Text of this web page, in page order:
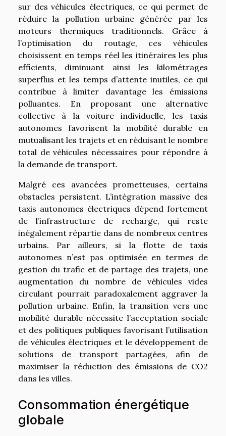
sur des véhicules électriques, ce qui permet de
réduire la pollution urbaine générée par les
moteurs thermiques traditionnels. Grâce à
l’optimisation du routage, ces véhicules
choisissent en temps réel les itinéraires les plus
efficients, diminuant ainsi les kilométrages
superflus et les temps d’attente inutiles, ce qui
contribue à limiter davantage les émissions
polluantes. En proposant une alternative
collective à la voiture individuelle, les taxis
autonomes favorisent la mobilité durable en
mutualisant les trajets et en réduisant le nombre
total de véhicules nécessaires pour répondre à
la demande de transport.
Malgré ces avancées prometteuses, certains
obstacles persistent. L’intégration massive des
taxis autonomes électriques dépend fortement
de l’infrastructure de recharge, qui reste
inégalement répartie dans de nombreux centres
urbains. Par ailleurs, si la flotte de taxis
autonomes n’est pas optimisée en termes de
gestion du trafic et de partage des trajets, une
augmentation du nombre de véhicules vides
circulant pourrait paradoxalement aggraver la
pollution urbaine. Enfin, la transition vers une
mobilité durable nécessite l’acceptation sociale
et des politiques publiques favorisant l’utilisation
de véhicules électriques et le développement de
solutions de transport partagées, afin de
maximiser la réduction des émissions de CO2
dans les villes.
Consommation énergétique
globale